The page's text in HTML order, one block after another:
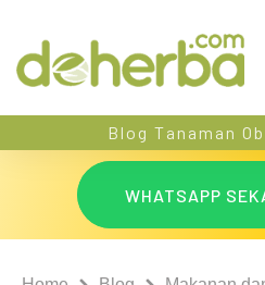
Blog Tanaman
WHATSAPP